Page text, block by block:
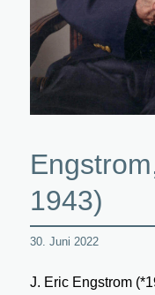
1943)
30. Juni 2022
J. Eric Engstrom